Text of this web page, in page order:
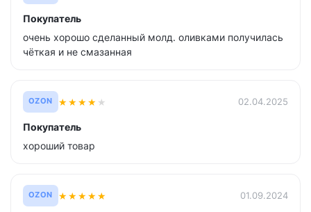
Покупатель
очень хорошо сделанный молд. оливками получилась
чёткая и не смазанная
OZON ★★★★ ★ 02.04.2025
Покупатель
хороший товар
OZON ★★★★★ 01.09.2024